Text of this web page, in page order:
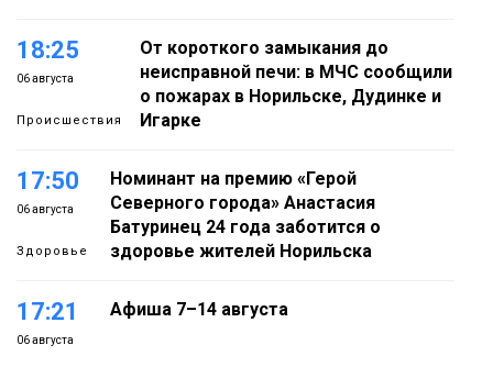
18:25
06 августа
Происшествия
От короткого замыкания до
неисправной печи: в МЧС сообщили
о пожарах в Норильске, Дудинке и
Игарке
17:50
06 августа
Здоровье
Номинант на премию «Герой
Северного города» Анастасия
Батуринец 24 года заботится о
здоровье жителей Норильска
17:21
06 августа
Афиша 7–14 августа